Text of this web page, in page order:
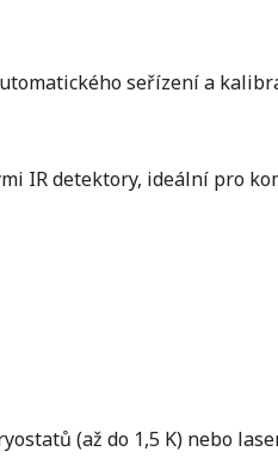
seřízení a
IR detektory, ideální pro
(až do 1,5 K) nebo